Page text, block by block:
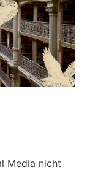
Media nicht